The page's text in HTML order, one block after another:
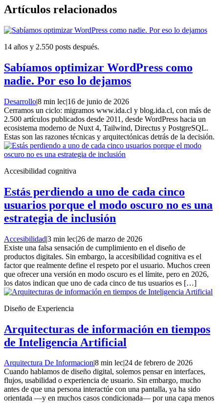
Artículos relacionados
14 años y 2.550 posts después.
Sabíamos optimizar WordPress como
nadie. Por eso lo dejamos
Desarrollo|8 min lec|16 de junio de 2026
Cerramos un ciclo: migramos www.ida.cl y blog.ida.cl, con más de
2.500 artículos publicados desde 2011, desde WordPress hacia un
ecosistema moderno de Nuxt 4, Tailwind, Directus y PostgreSQL.
Estas son las razones técnicas y arquitectónicas detrás de la decisión.
Accesibilidad cognitiva
Estás perdiendo a uno de cada cinco
usuarios porque el modo oscuro no es una
estrategia de inclusión
Accesibilidad|3 min lec|26 de marzo de 2026
Existe una falsa sensación de cumplimiento en el diseño de
productos digitales. Sin embargo, la accesibilidad cognitiva es el
factor que realmente define el respeto por el usuario. Muchos creen
que ofrecer una versión en modo oscuro es el límite, pero en 2026,
los datos indican que uno de cada cinco de tus usuarios es […]
Diseño de Experiencia
Arquitecturas de información en tiempos
de Inteligencia Artificial
Arquitectura De Informacion|8 min lec|24 de febrero de 2026
Cuando hablamos de diseño digital, solemos pensar en interfaces,
flujos, usabilidad o experiencia de usuario. Sin embargo, mucho
antes de que una persona interactúe con una pantalla, ya ha sido
orientada —y en muchos casos condicionada— por una capa menos